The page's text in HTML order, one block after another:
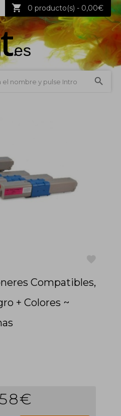
0 producto(s) - 0,00€
Compatibles,
+ Colores ~